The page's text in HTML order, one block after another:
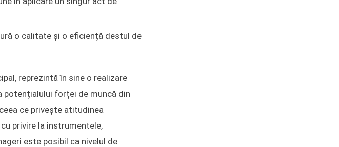
o calitate și o eficiență destul de
reprezintă în sine o realizare
potențialului forței de muncă din
ce privește atitudinea
privire la instrumentele,
este posibil ca nivelul de